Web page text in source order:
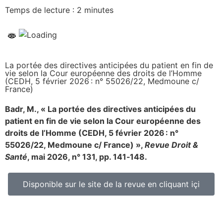
Temps de lecture : 2 minutes
La portée des directives anticipées du patient en fin de
vie selon la Cour européenne des droits de l’Homme
(CEDH, 5 février 2026 : n° 55026/22, Medmoune c/
France)
Badr, M., « La portée des directives anticipées du
patient en fin de vie selon la Cour européenne des
droits de l’Homme (CEDH, 5 février 2026 : n°
55026/22, Medmoune c/ France) », Revue Droit &
Santé, mai 2026, n° 131, pp. 141‑148.
Disponible sur le site de la revue en cliquant içi